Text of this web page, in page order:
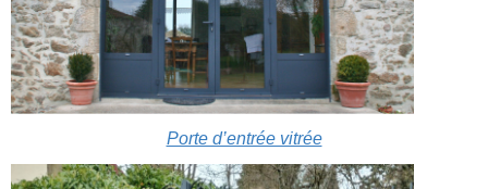
Porte d’entrée vitrée